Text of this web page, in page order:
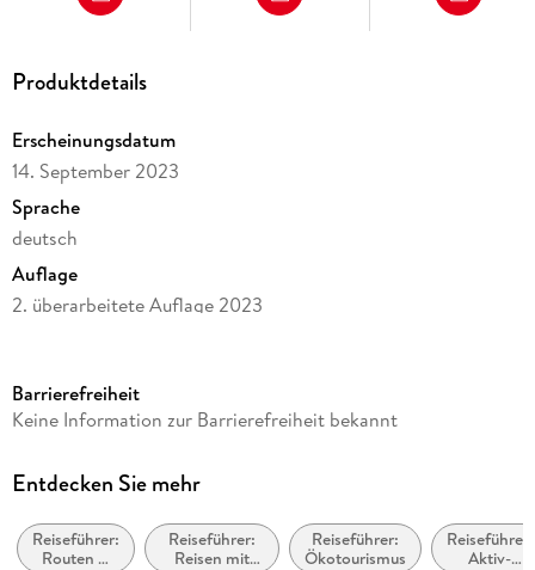
Produktdetails
Erscheinungsdatum
14. September 2023
Sprache
deutsch
Auflage
2. überarbeitete Auflage 2023
Reihe
Herausgegeben von
Verlag/Hersteller
Barrierefreiheit
Keine Information zur Barrierefreiheit bekannt
Entdecken Sie mehr
Reiseführer:
Routen &
Reiseführer:
Reisen mit
Reiseführer:
Ökotourismus
Reiseführer:
Aktiv-